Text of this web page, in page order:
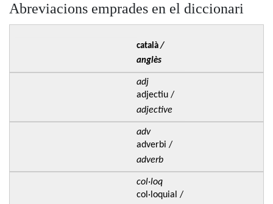
Abreviacions emprades en el diccionari
català/
anglès
adj
adjectiu /
adjective
adv
adverbi /
adverb
col·loq
col·loquial /